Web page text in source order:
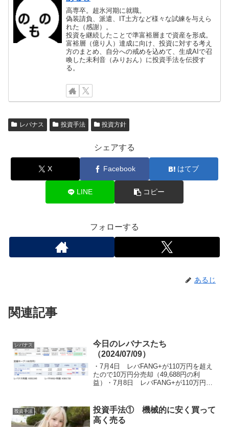
高専卒。超氷河期に就職。
偽装請負、派遣、IT土方など様々な試練を与えら
れた（感謝）。
投資を継続したことで準富裕層まで資産を形成。
富裕層（億り人）達成に向け、投資に対する考え
方のまとめ、自分への戒めを込めて、生成AIで召
喚した未利音（みりおん）に投資手法を伝授す
る。
レバナス 投資手法 投資方針
シェアする
X Facebook はてブ
LINE コピー
フォローする
あるじ
関連記事
レバナス
今日のレバナスたち
（2024/07/09）
・7月4日 レバFANG+が110万円を超え
たので10万円分売却（49,688円の利
益）・7月8日 レバFANG+が110万円を
月から積立開始） 取得額：...
投資手法
投資手法① 機械的に安く買って
高く売る